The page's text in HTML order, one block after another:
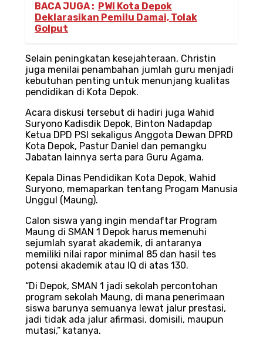
BACA JUGA : PWI Kota Depok
Deklarasikan Pemilu Damai, Tolak
Golput
Selain peningkatan kesejahteraan, Christin
juga menilai penambahan jumlah guru menjadi
kebutuhan penting untuk menunjang kualitas
pendidikan di Kota Depok.
Acara diskusi tersebut di hadiri juga Wahid
Suryono Kadisdik Depok, Binton Nadapdap
Ketua DPD PSI sekaligus Anggota Dewan DPRD
Kota Depok, Pastur Daniel dan pemangku
Jabatan lainnya serta para Guru Agama.
Kepala Dinas Pendidikan Kota Depok, Wahid
Suryono, memaparkan tentang Progam Manusia
Unggul (Maung).
Calon siswa yang ingin mendaftar Program
Maung di SMAN 1 Depok harus memenuhi
sejumlah syarat akademik, di antaranya
memiliki nilai rapor minimal 85 dan hasil tes
potensi akademik atau IQ di atas 130.
“Di Depok, SMAN 1 jadi sekolah percontohan
program sekolah Maung, di mana penerimaan
siswa barunya semuanya lewat jalur prestasi,
jadi tidak ada jalur afirmasi, domisili, maupun
mutasi,” katanya.